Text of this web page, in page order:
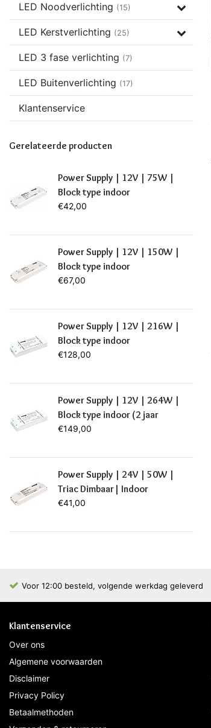
LED Noodverlichting (15)
LED Kerstverlichting (25)
LED 3 fase verlichting (7)
LED Buitenverlichting (17)
Klantenservice
Gerelateerde producten
Power Supply | 12V | 75W |
Block type indoor
€42,00
Power Supply | 12V | 150W |
Block type indoor
€67,00
Power Supply | 12V | 216W |
Block type indoor
€128,00
Power Supply | 12V | 264W |
Block type indoor (2 jaar
garantie)
€149,00
Power Supply | 24V | 50W |
Triac Dimbaar| Indoor
€41,00
Voor 12:00 besteld, volgende werkdag geleverd
Klantenservice
Over ons
Algemene voorwaarden
Disclaimer
Privacy Policy
Betaalmethoden